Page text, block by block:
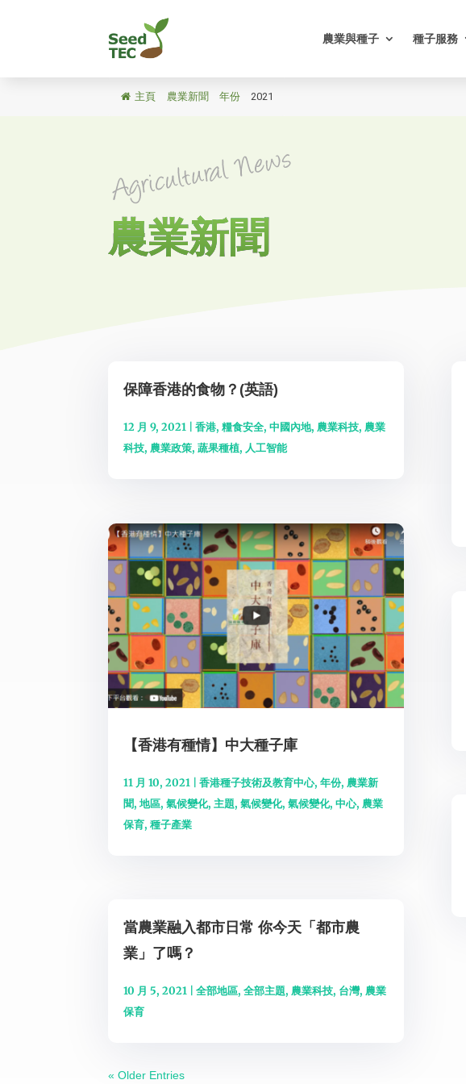
農業與種子 種子服務
主頁 農業新聞 年份 2021
農業新聞
保障香港的食物？(英語)
12 月 9, 2021 |香港,糧食安全,中國內地,農業科技,農業
科技,農業政策,蔬果種植, 人工智能
【香港有種情】中大種子庫
11 月 10, 2021 |香港種子技術及教育中心,年份,農業新
聞,地區,氣候變化,主題,氣候變化,氣候變化,中心,農業
保育,種子產業
當農業融入都市日常 你今天「都市農
業」了嗎？
10 月 5, 2021 |全部地區,全部主題,農業科技, 台灣,農業
保育
« Older Entries